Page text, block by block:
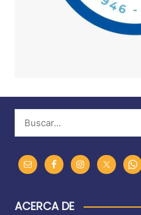
ACERCA DE